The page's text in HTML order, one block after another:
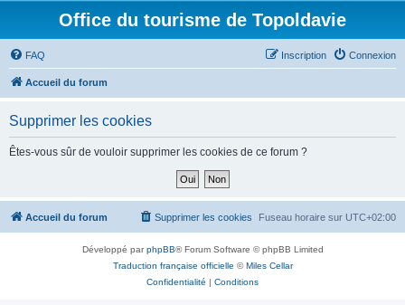
Office du tourisme de Topoldavie
FAQ Connexion
Inscription
Accueil du forum
Supprimer les cookies
Êtes-vous sûr de vouloir supprimer les cookies de ce forum ?
Accueil du forum Fuseau horaire sur UTC+02:00
Supprimer les cookies
Développé parphpBB® Forum Software © phpBB Limited
Traduction française officielle ©Miles Cellar
Confidentialité | Conditions